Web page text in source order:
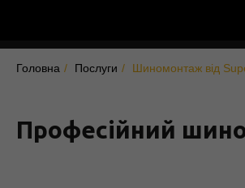
Головна / Послуги / Шиномонтаж від
Професійний